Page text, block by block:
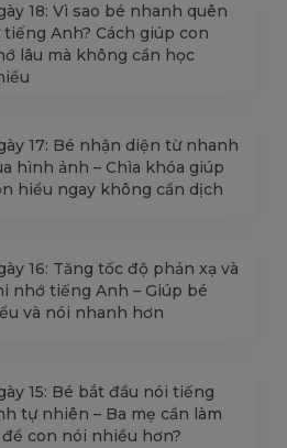
18: Vì sao bé nhanh quên
tiếng Anh? Cách giúp con
lâu mà không cần học
17: Bé nhận diện từ nhanh
hình ảnh – Chìa khóa giúp
hiểu ngay không cần dịch
16: Tăng tốc độ phản xạ và
nhớ tiếng Anh – Giúp bé
và nói nhanh hơn
15: Bé bắt đầu nói tiếng
tự nhiên – Ba mẹ cần làm
để con nói nhiều hơn?